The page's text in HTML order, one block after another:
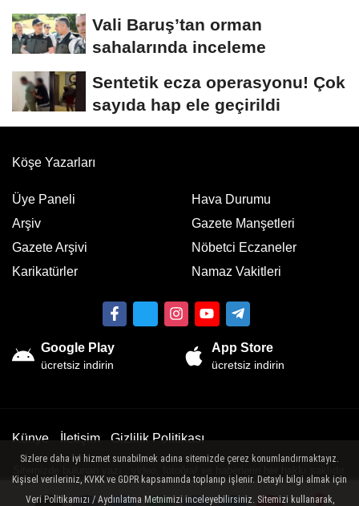
Vali Baruş’tan orman
sahalarında inceleme
Sentetik ecza operasyonu! Çok
sayıda hap ele geçirildi
Köşe Yazarları
Üye Paneli
Arşiv
Gazete Arşivi
Karikatürler
Hava Durumu
Gazete Manşetleri
Nöbetci Eczaneler
Namaz Vakitleri
Google Play
ücretsiz indirin
App Store
ücretsiz indirin
Künye İletişim Gizlilik Politikası
İzinsiz veya kaynak gösterilemeden kullanılamaz.
Sizlere daha iyi hizmet sunabilmek adına sitemizde çerez konumlandırmaktayız.
Kişisel verileriniz, KVKK ve GDPR kapsamında toplanıp işlenir. Detaylı bilgi almak için
Veri Politikamızı / Aydınlatma Metnimizi inceleyebilirsiniz. Sitemizi kullanarak,